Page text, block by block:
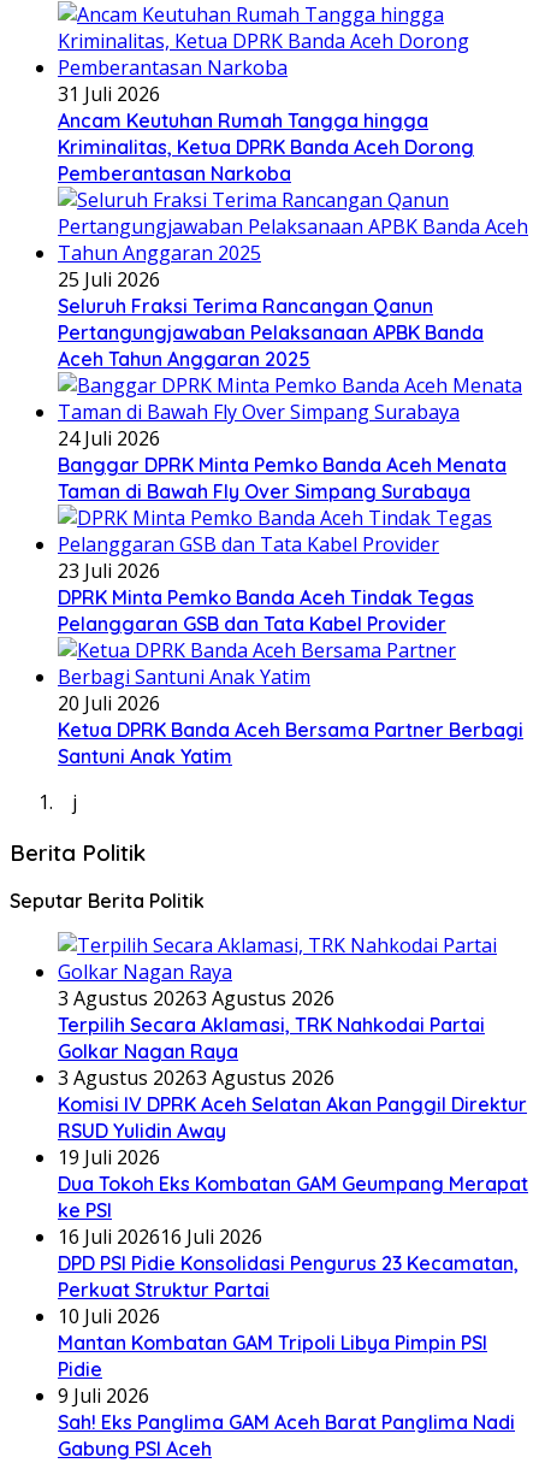
31 Juli 2026
Ancam Keutuhan Rumah Tangga hingga
Kriminalitas, Ketua DPRK Banda Aceh Dorong
Pemberantasan Narkoba
25 Juli 2026
Seluruh Fraksi Terima Rancangan Qanun
Pertangungjawaban Pelaksanaan APBK Banda
Aceh Tahun Anggaran 2025
24 Juli 2026
Banggar DPRK Minta Pemko Banda Aceh Menata
Taman di Bawah Fly Over Simpang Surabaya
23 Juli 2026
DPRK Minta Pemko Banda Aceh Tindak Tegas
Pelanggaran GSB dan Tata Kabel Provider
20 Juli 2026
Ketua DPRK Banda Aceh Bersama Partner Berbagi
Santuni Anak Yatim
j
Berita Politik
Seputar Berita Politik
3 Agustus 20263 Agustus 2026
Terpilih Secara Aklamasi, TRK Nahkodai Partai
Golkar Nagan Raya
3 Agustus 20263 Agustus 2026
Komisi IV DPRK Aceh Selatan Akan Panggil Direktur
RSUD Yulidin Away
19 Juli 2026
Dua Tokoh Eks Kombatan GAM Geumpang Merapat
ke PSI
16 Juli 202616 Juli 2026
DPD PSI Pidie Konsolidasi Pengurus 23 Kecamatan,
Perkuat Struktur Partai
10 Juli 2026
Mantan Kombatan GAM Tripoli Libya Pimpin PSI
Pidie
9 Juli 2026
Sah! Eks Panglima GAM Aceh Barat Panglima Nadi
Gabung PSI Aceh